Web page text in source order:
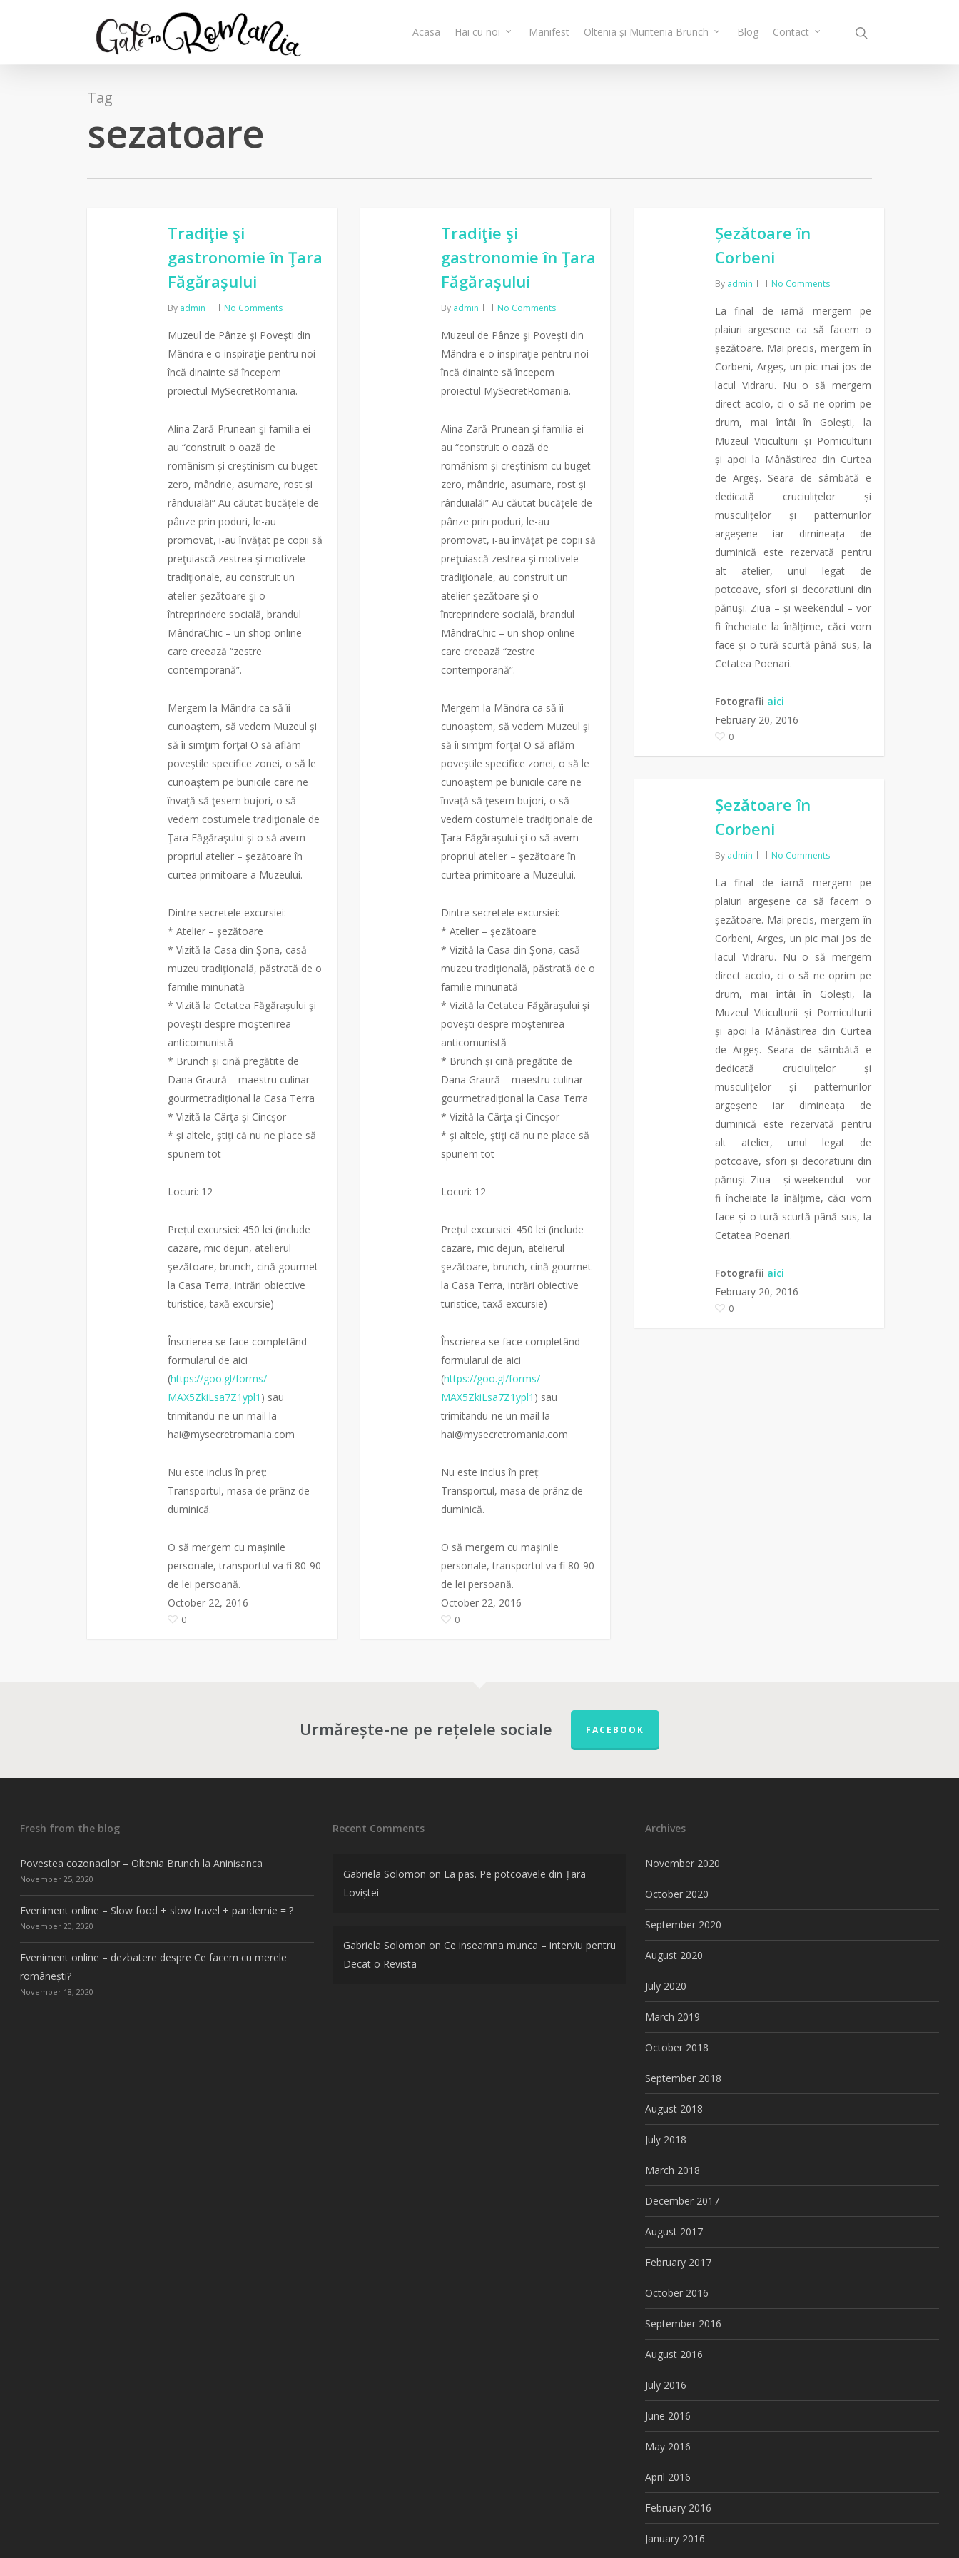
Acasa Hai cu noi Manifest Oltenia și Muntenia Brunch Blog Contact
Tag
sezatoare
Tradiţie şi
gastronomie în Ţara
Făgăraşului
By admin No Comments
Muzeul de Pânze şi Poveşti din
Mândra e o inspiraţie pentru noi
încă dinainte să începem
proiectul MySecretRomania.
Alina Zară-Prunean şi familia ei
au “construit o oază de
românism și creștinism cu buget
zero, mândrie, asumare, rost și
rânduială!” Au căutat bucățele de
pânze prin poduri, le-au
promovat, i-au învăţat pe copii să
preţuiască zestrea şi motivele
tradiţionale, au construit un
atelier-şezătoare şi o
întreprindere socială, brandul
MândraChic – un shop online
care creează “zestre
contemporană”.
Mergem la Mândra ca să îi
cunoaştem, să vedem Muzeul şi
să îi simţim forţa! O să aflăm
poveştile specifice zonei, o să le
cunoaştem pe bunicile care ne
învaţă să ţesem bujori, o să
vedem costumele tradiţionale de
Ţara Făgăraşului şi o să avem
propriul atelier – şezătoare în
curtea primitoare a Muzeului.
Dintre secretele excursiei:
* Atelier – şezătoare
* Vizită la Casa din Şona, casă-
muzeu tradiţională, păstrată de o
familie minunată
* Vizită la Cetatea Făgăraşului şi
poveşti despre moştenirea
anticomunistă
* Brunch și cină pregătite de
Dana Graură – maestru culinar
gourmetradițional la Casa Terra
* Vizită la Cârţa şi Cincşor
* şi altele, ştiţi că nu ne place să
spunem tot
Locuri: 12
Prețul excursiei: 450 lei (include
cazare, mic dejun, atelierul
şezătoare, brunch, cină gourmet
la Casa Terra, intrări obiective
turistice, taxă excursie)
Înscrierea se face completând
formularul de aici
(https://goo.gl/forms/
MAX5ZkiLsa7Z1ypl1 ) sau
trimitandu-ne un mail la
hai@mysecretromania.com
Nu este inclus în preț:
Transportul, masa de prânz de
duminică.
O să mergem cu maşinile
personale, transportul va fi 80-90
de lei persoană.
October 22, 2016
0
Tradiţie şi
gastronomie în Ţara
Făgăraşului
By admin No Comments
Muzeul de Pânze şi Poveşti din
Mândra e o inspiraţie pentru noi
încă dinainte să începem
proiectul MySecretRomania.
Alina Zară-Prunean şi familia ei
au “construit o oază de
românism și creștinism cu buget
zero, mândrie, asumare, rost și
rânduială!” Au căutat bucățele de
pânze prin poduri, le-au
promovat, i-au învăţat pe copii să
preţuiască zestrea şi motivele
tradiţionale, au construit un
atelier-şezătoare şi o
întreprindere socială, brandul
MândraChic – un shop online
care creează “zestre
contemporană”.
Mergem la Mândra ca să îi
cunoaştem, să vedem Muzeul şi
să îi simţim forţa! O să aflăm
poveştile specifice zonei, o să le
cunoaştem pe bunicile care ne
învaţă să ţesem bujori, o să
vedem costumele tradiţionale de
Ţara Făgăraşului şi o să avem
propriul atelier – şezătoare în
curtea primitoare a Muzeului.
Dintre secretele excursiei:
* Atelier – şezătoare
* Vizită la Casa din Şona, casă-
muzeu tradiţională, păstrată de o
familie minunată
* Vizită la Cetatea Făgăraşului şi
poveşti despre moştenirea
anticomunistă
* Brunch și cină pregătite de
Dana Graură – maestru culinar
gourmetradițional la Casa Terra
* Vizită la Cârţa şi Cincşor
* şi altele, ştiţi că nu ne place să
spunem tot
Locuri: 12
Prețul excursiei: 450 lei (include
cazare, mic dejun, atelierul
şezătoare, brunch, cină gourmet
la Casa Terra, intrări obiective
turistice, taxă excursie)
Înscrierea se face completând
formularul de aici
(https://goo.gl/forms/
MAX5ZkiLsa7Z1ypl1 ) sau
trimitandu-ne un mail la
hai@mysecretromania.com
Nu este inclus în preț:
Transportul, masa de prânz de
duminică.
O să mergem cu maşinile
personale, transportul va fi 80-90
de lei persoană.
October 22, 2016
0
Șezătoare în
Corbeni
By admin No Comments
La final de iarnă mergem pe
plaiuri argeșene ca să facem o
șezătoare. Mai precis, mergem în
Corbeni, Argeș, un pic mai jos de
lacul Vidraru. Nu o să mergem
direct acolo, ci o să ne oprim pe
drum, mai întâi în Golești, la
Muzeul Viticulturii și Pomiculturii
și apoi la Mânăstirea din Curtea
de Argeș. Seara de sâmbătă e
dedicată cruciulițelor și
musculițelor și patternurilor
argeșene iar dimineața de
duminică este rezervată pentru
alt atelier, unul legat de
potcoave, sfori și decoratiuni din
pănuși. Ziua – și weekendul – vor
fi încheiate la înălțime, căci vom
face și o tură scurtă până sus, la
Cetatea Poenari.
Fotografii aici
February 20, 2016
0
Șezătoare în
Corbeni
By admin No Comments
La final de iarnă mergem pe
plaiuri argeșene ca să facem o
șezătoare. Mai precis, mergem în
Corbeni, Argeș, un pic mai jos de
lacul Vidraru. Nu o să mergem
direct acolo, ci o să ne oprim pe
drum, mai întâi în Golești, la
Muzeul Viticulturii și Pomiculturii
și apoi la Mânăstirea din Curtea
de Argeș. Seara de sâmbătă e
dedicată cruciulițelor și
musculițelor și patternurilor
argeșene iar dimineața de
duminică este rezervată pentru
alt atelier, unul legat de
potcoave, sfori și decoratiuni din
pănuși. Ziua – și weekendul – vor
fi încheiate la înălțime, căci vom
face și o tură scurtă până sus, la
Cetatea Poenari.
Fotografii aici
February 20, 2016
0
Urmărește-ne pe rețelele sociale FACEBOOK
Fresh from the blog
Povestea cozonacilor – Oltenia Brunch la Aninișanca
November 25, 2020
Eveniment online – Slow food + slow travel + pandemie = ?
November 20, 2020
Eveniment online – dezbatere despre Ce facem cu merele
românești?
November 18, 2020
Recent Comments
Gabriela Solomon on La pas. Pe potcoavele din Țara
Loviștei
Gabriela Solomon on Ce inseamna munca – interviu pentru
Decat o Revista
Archives
November 2020
October 2020
September 2020
August 2020
July 2020
March 2019
October 2018
September 2018
August 2018
July 2018
March 2018
December 2017
August 2017
February 2017
October 2016
September 2016
August 2016
July 2016
June 2016
May 2016
April 2016
February 2016
January 2016